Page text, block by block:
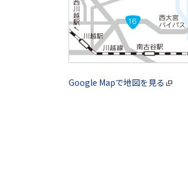
Google Mapで地図を見る